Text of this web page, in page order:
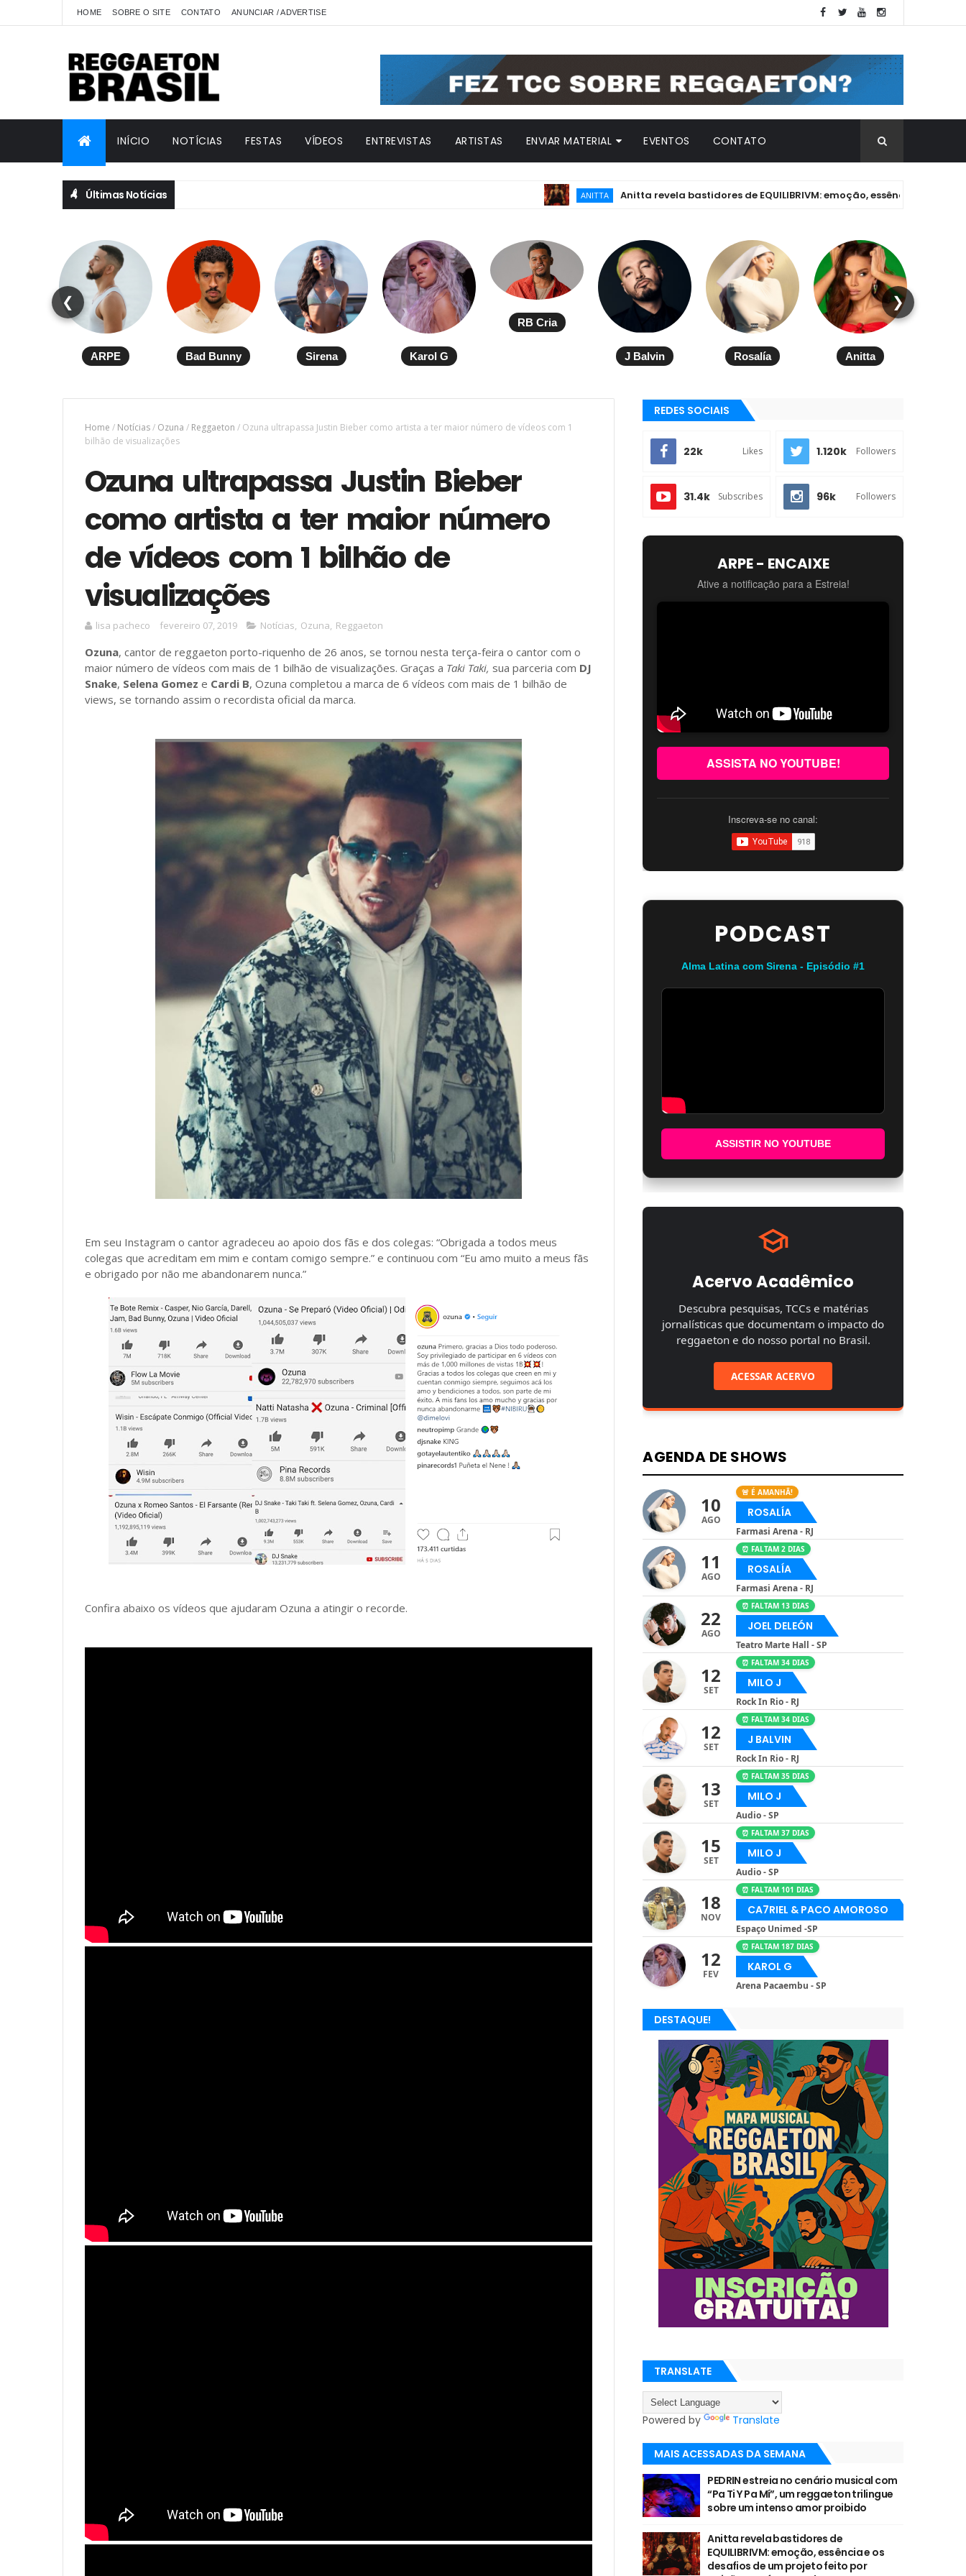
HOME SOBRE O SITE CONTATO ANUNCIAR / ADVERTISE
INÍCIO NOTÍCIAS FESTAS VÍDEOS ENTREVISTAS ARTISTAS ENVIAR MATERIAL EVENTOS CONTATO
Últimas Notícias ANITTA Anitta revela bastidores de EQUILIBRIVM: emoção, essência e os desafios
❮
ARPE Bad Bunny Sirena Karol G
RB Cria
J Balvin Rosalía Anitta
❯
Home / Notícias/ Ozuna / Reggaeton / Ozuna ultrapassa Justin Bieber como artista a ter maior número de vídeos com 1
bilhão de visualizações
Ozuna ultrapassa Justin Bieber
como artista a ter maior número
de vídeos com 1 bilhão de
visualizações
lisa pacheco fevereiro 07, 2019 Notícias, Ozuna, Reggaeton
Ozuna, cantor de reggaeton porto-riquenho de 26 anos, se tornou nesta terça-feira o cantor com o
maior número de vídeos com mais de 1 bilhão de visualizações. Graças a Taki Taki, sua parceria com DJ
Snake, Selena Gomez e Cardi B, Ozuna completou a marca de 6 vídeos com mais de 1 bilhão de
views, se tornando assim o recordista oficial da marca.
Em seu Instagram o cantor agradeceu ao apoio dos fãs e dos colegas: “Obrigada a todos meus
colegas que acreditam em mim e contam comigo sempre.” e continuou com “Eu amo muito a meus fãs
e obrigado por não me abandonarem nunca.”
Confira abaixo os vídeos que ajudaram Ozuna a atingir o recorde.
REDES SOCIAIS
22k Likes 1.120k Followers
31.4k Subscribes 96k Followers
ARPE - ENCAIXE
Ative a notificação para a Estreia!
ASSISTA NO YOUTUBE!
Inscreva-se no canal:
PODCAST
Alma Latina com Sirena - Episódio #1
ASSISTIR NO YOUTUBE
Acervo Acadêmico
Descubra pesquisas, TCCs e matérias
jornalísticas que documentam o impacto do
reggaeton e do nosso portal no Brasil.
ACESSAR ACERVO
AGENDA DE SHOWS
10
AGO
🚨 É AMANHÃ!
ROSALÍA
Farmasi Arena - RJ
11
AGO
⏰ FALTAM 2 DIAS
ROSALÍA
Farmasi Arena - RJ
22
AGO
⏰ FALTAM 13 DIAS
JOEL DELEÓN
Teatro Marte Hall - SP
12
SET
⏰ FALTAM 34 DIAS
MILO J
Rock In Rio - RJ
12
SET
⏰ FALTAM 34 DIAS
J BALVIN
Rock In Rio - RJ
13
SET
⏰ FALTAM 35 DIAS
MILO J
Audio - SP
15
SET
⏰ FALTAM 37 DIAS
MILO J
Audio - SP
18
NOV
⏰ FALTAM 101 DIAS
CA7RIEL & PACO AMOROSO
Espaço Unimed -SP
12
FEV
⏰ FALTAM 187 DIAS
KAROL G
Arena Pacaembu - SP
DESTAQUE!
TRANSLATE
Powered by Translate
MAIS ACESSADAS DA SEMANA
PEDRIN estreia no cenário musical com
“Pa Ti Y Pa Mí”, um reggaeton trilingue
sobre um intenso amor proibido
Anitta revela bastidores de
EQUILIBRIVM: emoção, essência e os
desafios de um projeto feito por